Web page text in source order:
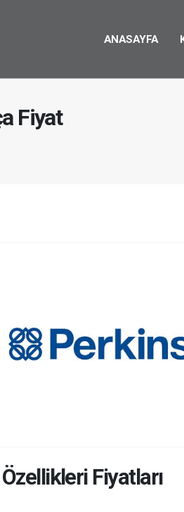
ANASAYFA
Fiyat
Fiyatları